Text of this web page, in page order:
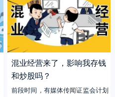
混业经营来了，影响我存钱
和炒股吗？
前段时间，有媒体传闻证监会计划